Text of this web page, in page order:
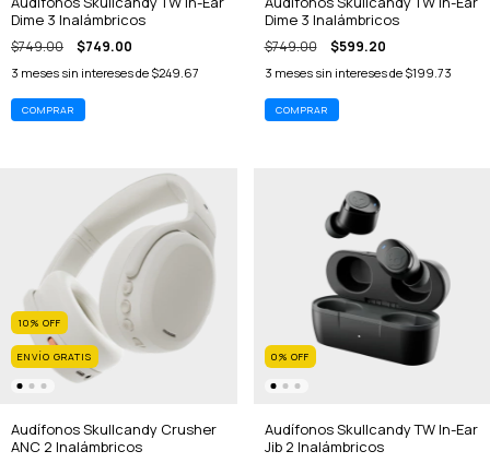
Dime 3 Inalámbricos
$749.00 $749.00
3 meses sin intereses de $249.67
Dime 3 Inalámbricos
$749.00 $599.20
3 meses sin intereses de $199.73
10% OFF
ENVÍO GRATIS
Audífonos Skullcandy Crusher
ANC 2 Inalámbricos
0% OFF
Audífonos Skullcandy TW In-Ear
Jib 2 Inalámbricos